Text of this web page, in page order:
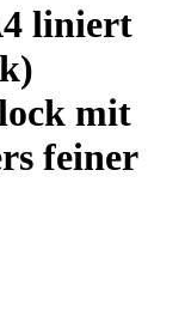
liniert
mit
feiner